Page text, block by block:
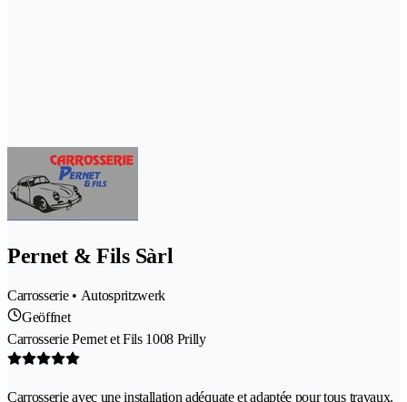
Pernet & Fils Sàrl
Carrosserie • Autospritzwerk
Geöffnet
Carrosserie Pernet et Fils 1008 Prilly
Carrosserie avec une installation adéquate et adaptée pour tous travaux.